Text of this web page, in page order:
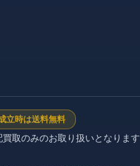
立時は送料無料
買取のみのお取り扱いとなります